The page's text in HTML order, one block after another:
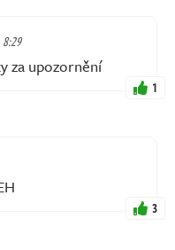
za upozornění
1
3